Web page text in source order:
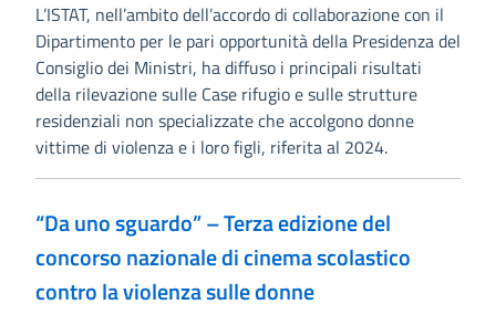
L’ISTAT, nell’ambito dell’accordo di collaborazione con il
Dipartimento per le pari opportunità della Presidenza del
Consiglio dei Ministri, ha diffuso i principali risultati
della rilevazione sulle Case rifugio e sulle strutture
residenziali non specializzate che accolgono donne
vittime di violenza e i loro figli, riferita al 2024.
“Da uno sguardo” – Terza edizione del
concorso nazionale di cinema scolastico
contro la violenza sulle donne